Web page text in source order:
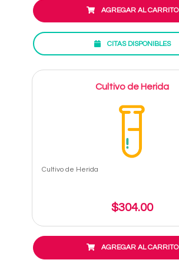
AGREGAR AL CARRITO
CITAS DISPONIBLES
Cultivo de Herida
Cultivo de Herida
$304.00
AGREGAR AL CARRITO